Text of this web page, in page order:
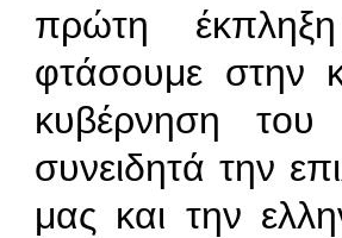
πρώτη
φτάσουμε στην
κυβέρνηση
συνειδητά την
μας και την